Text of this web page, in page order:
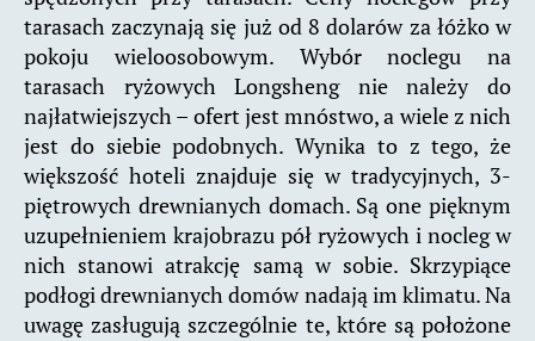
tarasach zaczynają się już od 8 dolarów za łóżko w
pokoju wieloosobowym. Wybór noclegu na
tarasach ryżowych Longsheng nie należy do
najłatwiejszych – ofert jest mnóstwo, a wiele z nich
jest do siebie podobnych. Wynika to z tego, że
większość hoteli znajduje się w tradycyjnych, 3-
piętrowych drewnianych domach. Są one pięknym
uzupełnieniem krajobrazu pół ryżowych i nocleg w
nich stanowi atrakcję samą w sobie. Skrzypiące
podłogi drewnianych domów nadają im klimatu. Na
uwagę zasługują szczególnie te, które są położone